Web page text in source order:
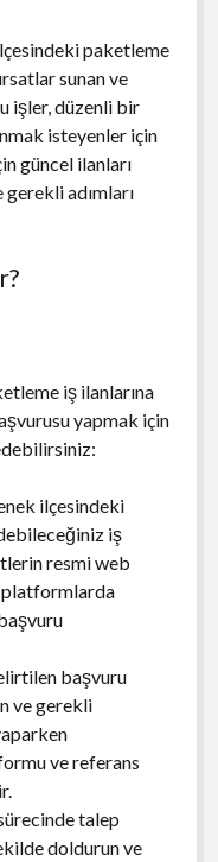
paketleme
sunan ve
işler, düzenli bir
isteyenler için
güncel ilanları
adımları
iş ilanlarına
yapmak için
ilçesindeki
iş
resmi web
başvuru
ve gerekli
ve referans
talep
doldurun ve